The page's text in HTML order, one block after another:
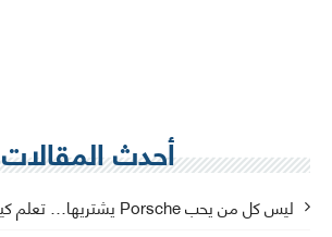
أحدث المقالات
ليس كل من يحب Porsche يشتريها… تعلم كيف تربح من سهمها